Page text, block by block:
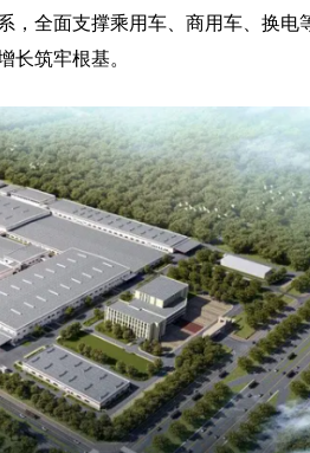
，全面支撑乘用车、商用车、换电
长筑牢根基。